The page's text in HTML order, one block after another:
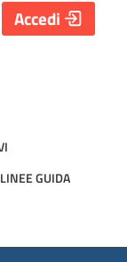
LINEE GUIDA
Accedi